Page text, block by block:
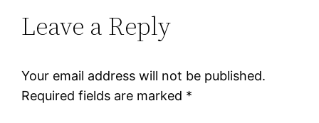
Leave a Reply
Your email address will not be published.
Required fields are marked *